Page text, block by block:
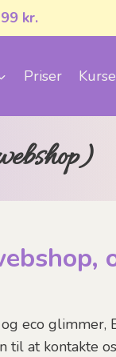
kr.
Priser
eco glimmer,
til at kontakte